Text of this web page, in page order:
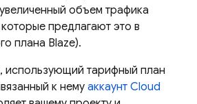
объем трафика
предлагают это в
плана Blaze).
использующий тарифный план
к нему аккаунт Cloud